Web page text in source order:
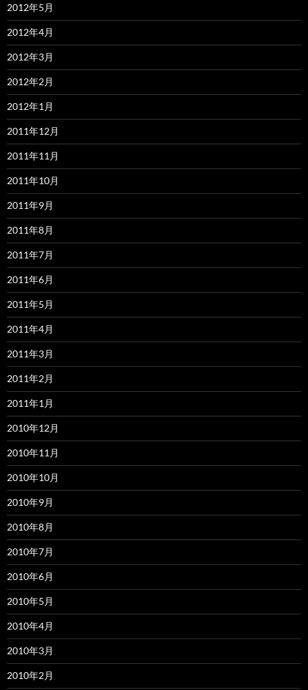
2012年5月
2012年4月
2012年3月
2012年2月
2012年1月
2011年12月
2011年11月
2011年10月
2011年9月
2011年8月
2011年7月
2011年6月
2011年5月
2011年4月
2011年3月
2011年2月
2011年1月
2010年12月
2010年11月
2010年10月
2010年9月
2010年8月
2010年7月
2010年6月
2010年5月
2010年4月
2010年3月
2010年2月